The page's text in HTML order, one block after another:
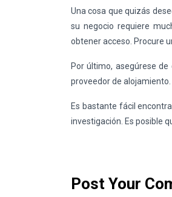
Una cosa que quizás
su negocio requiere
obtener acceso. Procure
Por último, asegúrese
proveedor de alojamiento.
Es bastante fácil
investigación. Es posible
Post Your